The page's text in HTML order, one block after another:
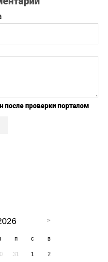
после проверки порталом
п с в
31 1 2